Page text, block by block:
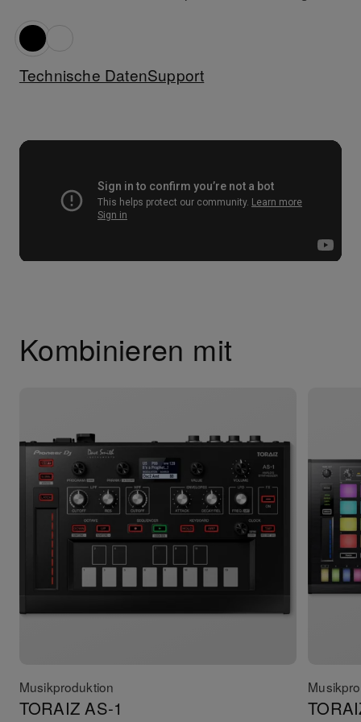
Technische DatenSupport
Kombinieren mit
Musikproduktion
TORAIZ AS-1